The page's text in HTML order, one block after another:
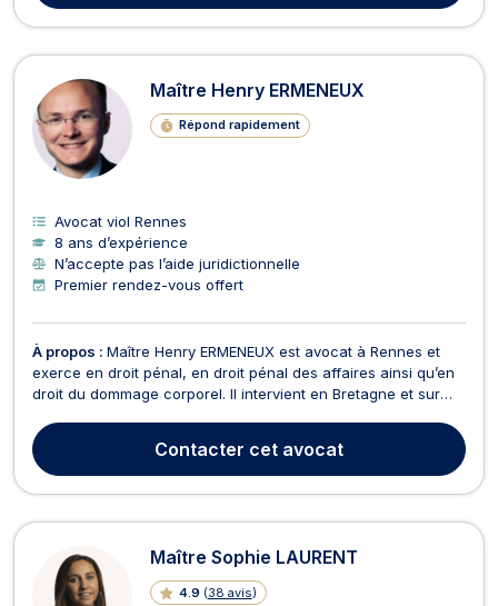
Maître Henry ERMENEUX
Répond rapidement
Avocat viol Rennes
8 ans d’expérience
N’accepte pas l’aide juridictionnelle
Premier rendez-vous offert
À propos : Maître Henry ERMENEUX est avocat à Rennes et
exerce en droit pénal, en droit pénal des affaires ainsi qu’en
droit du dommage corporel. Il intervient en Bretagne et sur
ERMENEUX vous conseille et vous assiste devant les
juridictions répressives (cour d'assises, tribun...
Contacter cet avocat
Maître Sophie LAURENT
4.9 (38 avis)